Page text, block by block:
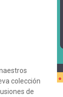
colección
de